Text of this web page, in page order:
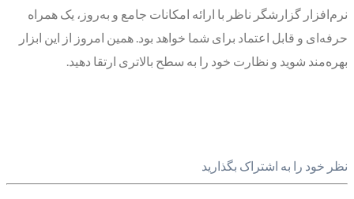
نرم‌افزار گزارشگر ناظر با ارائه امکانات جامع و به‌روز، یک همراه
حرفه‌ای و قابل اعتماد برای شما خواهد بود. همین امروز از این ابزار
بهره‌مند شوید و نظارت خود را به سطح بالاتری ارتقا دهید.
نظر خود را به اشتراک بگذارید